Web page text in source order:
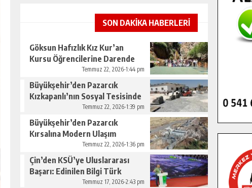
SON DAKİKA HABERLERİ
Göksun Hafızlık Kız Kur’an
Kursu Öğrencilerine Darende
Temmuz 22, 2026-1:44 pm
Büyükşehir’den Pazarcık
Kızkapanlı’nın Sosyal Tesisinde
Çevre Düzenlemesi.Temmuz 22, 2026-1:39 pm
Büyükşehir’den Pazarcık
Kırsalına Modern Ulaşım
Temmuz 22, 2026-1:36 pm
Çin’den KSÜ’ye Uluslararası
Başarı: Edinilen Bilgi Türk
Tarımına Katkı Sağlayacak.
Temmuz 17, 2026-2:43 pm